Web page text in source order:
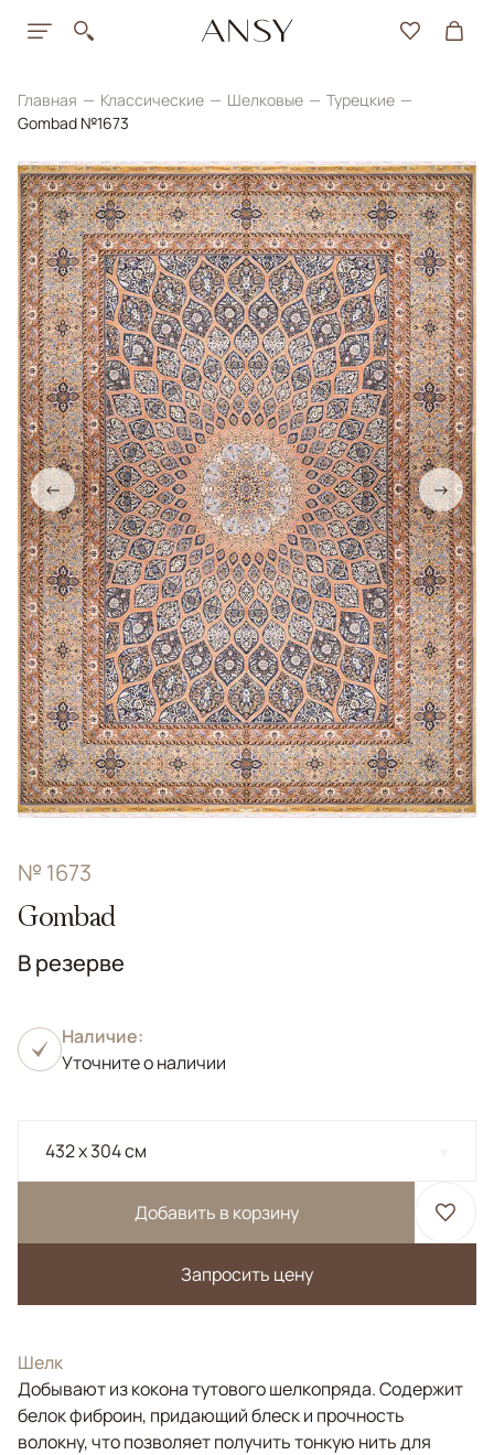
Главная Классические Шелковые
Турецкие
Gombad №1673
← →
№ 1673
Gombad
В резерве
Наличие:
Уточните о наличии
432 x 304 см
Добавить в корзину
Запросить цену
Шелк
Добывают из кокона тутового шелкопряда. Содержит
белок фиброин, придающий блеск и прочность
волокну, что позволяет получить тонкую нить для